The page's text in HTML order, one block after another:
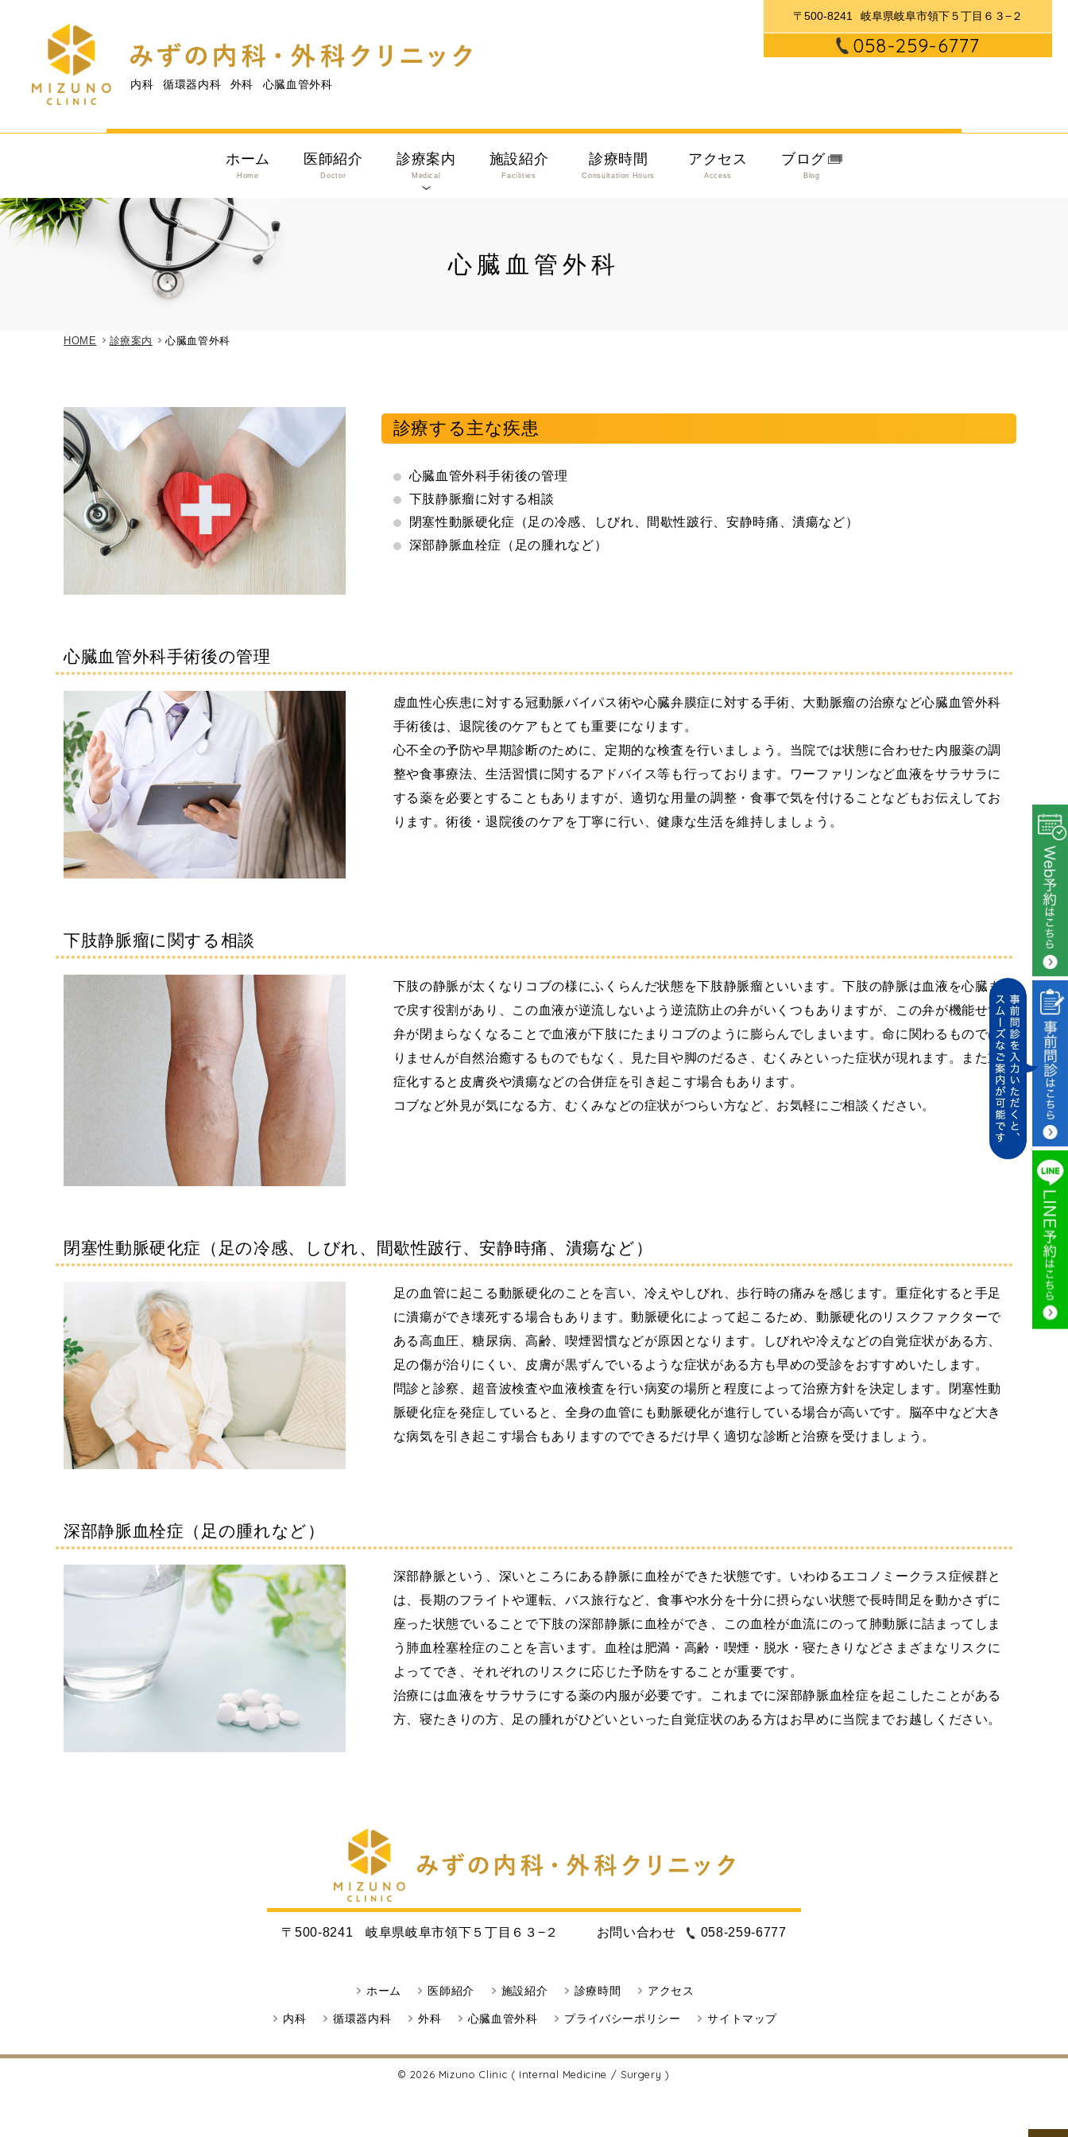
内科 循環器内科 外科 心臓血管外科
〒500-8241 岐阜県岐阜市領下５丁目６３−２
058-259-6777
ホーム
Home
医師紹介
Doctor
診療案内
Medical
施設紹介
Facilities
診療時間
Consultation Hours
アクセス
Access
ブログ
Blog
心臓血管外科
HOME 診療案内 心臓血管外科
診療する主な疾患
心臓血管外科手術後の管理
下肢静脈瘤に対する相談
閉塞性動脈硬化症（足の冷感、しびれ、間歇性跛行、安静時痛、潰瘍など）
深部静脈血栓症（足の腫れなど）
心臓血管外科手術後の管理
虚血性心疾患に対する冠動脈バイパス術や心臓弁膜症に対する手術、大動脈瘤の治療など心臓血管外科
手術後は、退院後のケアもとても重要になります。
心不全の予防や早期診断のために、定期的な検査を行いましょう。当院では状態に合わせた内服薬の調
整や食事療法、生活習慣に関するアドバイス等も行っております。ワーファリンなど血液をサラサラに
する薬を必要とすることもありますが、適切な用量の調整・食事で気を付けることなどもお伝えしてお
ります。術後・退院後のケアを丁寧に行い、健康な生活を維持しましょう。
下肢静脈瘤に関する相談
下肢の静脈が太くなりコブの様にふくらんだ状態を下肢静脈瘤といいます。下肢の静脈は血液を心臓ま
で戻す役割があり、この血液が逆流しないよう逆流防止の弁がいくつもありますが、この弁が機能せず
弁が閉まらなくなることで血液が下肢にたまりコブのように膨らんでしまいます。命に関わるものでは
りませんが自然治癒するものでもなく、見た目や脚のだるさ、むくみといった症状が現れます。また重
症化すると皮膚炎や潰瘍などの合併症を引き起こす場合もあります。
コブなど外見が気になる方、むくみなどの症状がつらい方など、お気軽にご相談ください。
閉塞性動脈硬化症（足の冷感、しびれ、間歇性跛行、安静時痛、潰瘍など）
足の血管に起こる動脈硬化のことを言い、冷えやしびれ、歩行時の痛みを感じます。重症化すると手足
に潰瘍ができ壊死する場合もあります。動脈硬化によって起こるため、動脈硬化のリスクファクターで
ある高血圧、糖尿病、高齢、喫煙習慣などが原因となります。しびれや冷えなどの自覚症状がある方、
足の傷が治りにくい、皮膚が黒ずんでいるような症状がある方も早めの受診をおすすめいたします。
問診と診察、超音波検査や血液検査を行い病変の場所と程度によって治療方針を決定します。閉塞性動
脈硬化症を発症していると、全身の血管にも動脈硬化が進行している場合が高いです。脳卒中など大き
な病気を引き起こす場合もありますのでできるだけ早く適切な診断と治療を受けましょう。
深部静脈血栓症（足の腫れなど）
深部静脈という、深いところにある静脈に血栓ができた状態です。いわゆるエコノミークラス症候群と
は、長期のフライトや運転、バス旅行など、食事や水分を十分に摂らない状態で長時間足を動かさずに
座った状態でいることで下肢の深部静脈に血栓ができ、この血栓が血流にのって肺動脈に詰まってしま
う肺血栓塞栓症のことを言います。血栓は肥満・高齢・喫煙・脱水・寝たきりなどさまざまなリスクに
よってでき、それぞれのリスクに応じた予防をすることが重要です。
治療には血液をサラサラにする薬の内服が必要です。これまでに深部静脈血栓症を起こしたことがある
方、寝たきりの方、足の腫れがひどいといった自覚症状のある方はお早めに当院までお越しください。
〒500-8241 岐阜県岐阜市領下５丁目６３−２ お問い合わせ 058-259-6777
ホーム 医師紹介 施設紹介 診療時間 アクセス
内科 循環器内科 外科 心臓血管外科 プライバシーポリシー サイトマップ
© 2026 Mizuno Clinic ( Internal Medicine / Surgery )